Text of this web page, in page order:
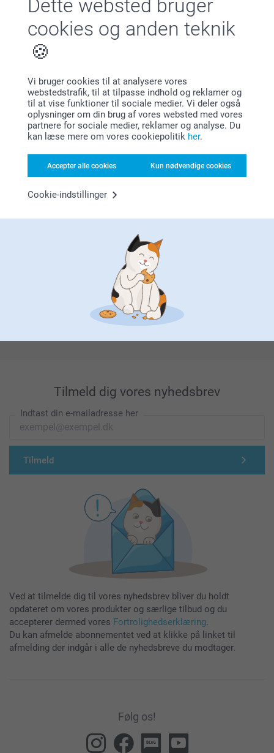
Dette websted bruger
cookies og anden teknik
Vi bruger cookies til at analysere vores
webstedstrafik, til at tilpasse indhold og reklamer og
til at vise funktioner til sociale medier. Vi deler også
oplysninger om din brug af vores websted med vores
partnere for sociale medier, reklamer og analyse. Du
kan læse mere om vores cookiepolitik her.
Accepter alle cookies Kun nødvendige cookies
Cookie-indstillinger
Bonus på alle dine køb
Førsteklasses kundeservice!
Tilmeld dig vores nyhedsbrev
Indtast din e-mailadresse her
Tilmeld
Ved at tilmelde dig til vores nyhedsbrev bliver du holdt
opdateret om vores produkter og særlige tilbud og du
accepterer dermed vores Fortrolighedserklæring.
Du kan afmelde abonnementet ved at klikke på linket til
afmelding der indgår i alle de nyhedsbreve du modtager.
Følg os!